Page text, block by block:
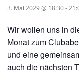
3. Mai 2029 @ 18:30-
Wir wollen uns in
Monat zum
und eine
auch die nächsten